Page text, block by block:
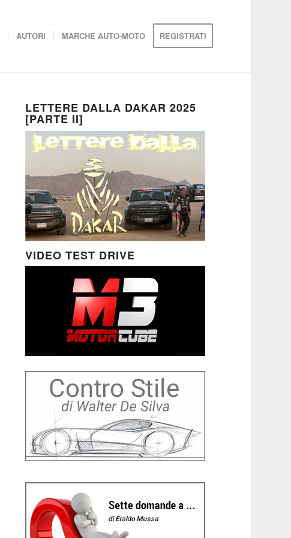
AUTORI MARCHE AUTO-MOTO REGISTRATI
LETTERE DALLA DAKAR 2025
[PARTE II]
VIDEO TEST DRIVE